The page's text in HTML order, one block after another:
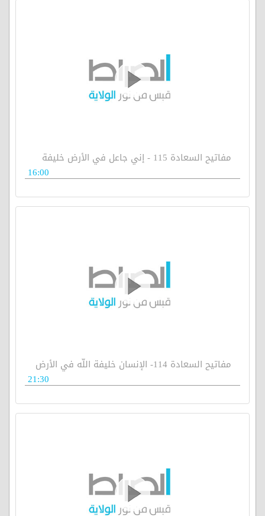
مفاتيح السعادة 115 - إني جاعل في الأرض خليفة
16:00
مفاتيح السعادة 114- الإنسان خليفة اللّه في الأرض
21:30